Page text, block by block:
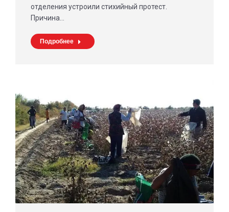
отделения устроили стихийный протест.
Причина…
Подробнее